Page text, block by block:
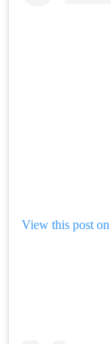
View this post